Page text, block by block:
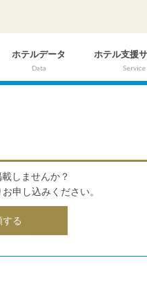
ホテルデータ
Data
ホテル支援
Service
しませんか？
申し込みください。
る